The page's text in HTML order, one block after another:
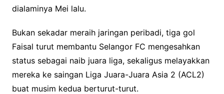
dialaminya Mei lalu.
Bukan sekadar meraih jaringan peribadi, tiga gol
Faisal turut membantu Selangor FC mengesahkan
status sebagai naib juara liga, sekaligus melayakkan
mereka ke saingan Liga Juara-Juara Asia 2 (ACL2)
buat musim kedua berturut-turut.